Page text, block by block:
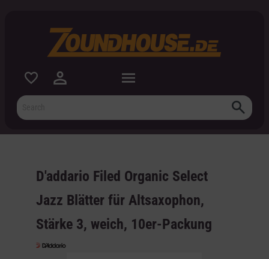
D'addario Filed Organic Select
Jazz Blätter für Altsaxophon,
Stärke 3, weich, 10er-Packung